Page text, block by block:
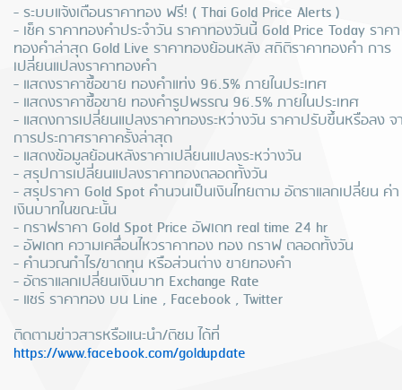
- ระบบแจ้งเตือนราคาทอง ฟรี! ( Thai Gold Price Alerts )
- เช็ค ราคาทองคำประจำวัน ราคาทองวันนี้ Gold Price Today ราคา
ทองคำล่าสุด Gold Live ราคาทองย้อนหลัง สถิติราคาทองคำ การ
เปลี่ยนแปลงราคาทองคำ
- แสดงราคาซื้อขาย ทองคำแท่ง 96.5% ภายในประเทศ
- แสดงราคาซื้อขาย ทองคำรูปพรรณ 96.5% ภายในประเทศ
- แสดงการเปลี่ยนแปลงราคาทองระหว่างวัน ราคาปรับขึ้นหรือลง จ
การประกาศราคาครั้งล่าสุด
- แสดงข้อมูลย้อนหลังราคาเปลี่ยนแปลงระหว่างวัน
- สรุปการเปลี่ยนแปลงราคาทองตลอดทั้งวัน
- สรุปราคา Gold Spot คำนวนเป็นเงินไทยตาม อัตราแลกเปลี่ยน ค่า
เงินบาทในขณะนั้น
- กราฟราคา Gold Spot Price อัพเดท real time 24 hr
- อัพเดท ความเคลื่อนไหวราคาทอง ทอง กราฟ ตลอดทั้งวัน
- คำนวณกำไร/ขาดทุน หรือส่วนต่าง ขายทองคำ
- อัตราแลกเปลี่ยนเงินบาท Exchange Rate
- แชร์ ราคาทอง บน Line , Facebook , Twitter
ติดตามข่าวสารหรือแนะนำ/ติชม ได้ที่
https://www.facebook.com/goldupdate